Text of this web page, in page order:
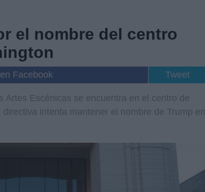
el nombre del centro
Facebook Tweet
Artes Escénicas se encuentra en el centro de
intenta mantener el nombre de Trump en